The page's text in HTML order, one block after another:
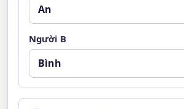
Người B